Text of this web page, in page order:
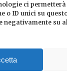
ci
o ID unici su
negativamente su
CHI